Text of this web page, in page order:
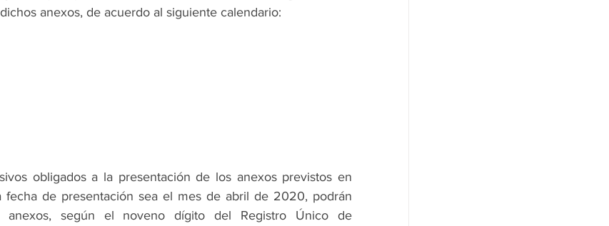
anexos, de acuerdo al siguiente calendario:
obligados a la presentación de los anexos previstos en
fecha de presentación sea el mes de abril de 2020, podrán
anexos, según el noveno dígito del Registro Único de